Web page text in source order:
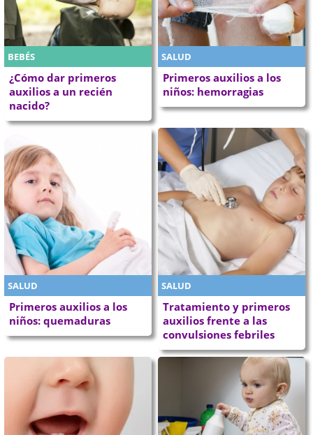
BEBÉS
¿Cómo dar primeros
auxilios a un recién
nacido?
SALUD
Primeros auxilios a los
niños: hemorragias
SALUD
Primeros auxilios a los
niños: quemaduras
SALUD
Tratamiento y primeros
auxilios frente a las
convulsiones febriles